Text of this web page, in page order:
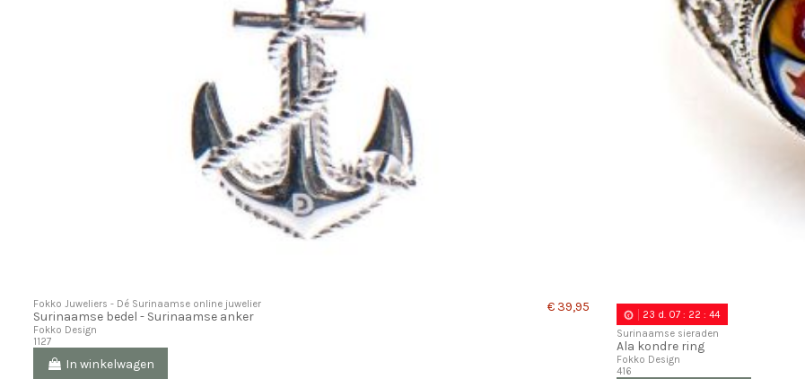
Fokko Juweliers - Dé Surinaamse online juwelier
Surinaamse bedel - Surinaamse anker
Fokko Design
1127
€ 39,95
In winkelwagen
23 d. 07 : 22 :43
Surinaamse sieraden
Ala kondre ring
Fokko Design
416